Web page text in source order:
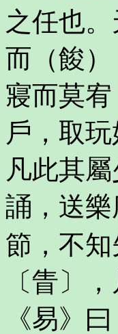
之任也
而（餕
寢而莫
戶，取
凡此其
誦，送
節，不
〔眚〕
《易》